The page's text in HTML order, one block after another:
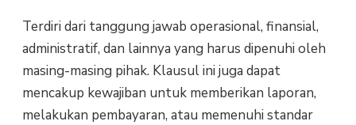
Terdiri dari tanggung jawab operasional, finansial,
administratif, dan lainnya yang harus dipenuhi oleh
masing-masing pihak. Klausul ini juga dapat
mencakup kewajiban untuk memberikan laporan,
melakukan pembayaran, atau memenuhi standar